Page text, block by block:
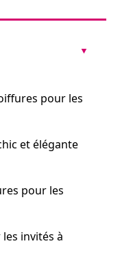
pour les
et élégante
pour les
invités à